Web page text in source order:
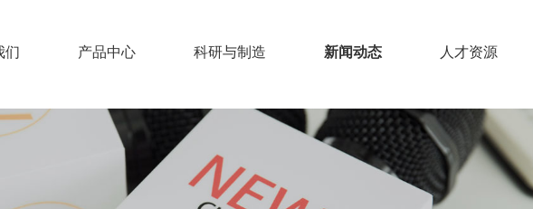
们 产品中心 科研与制造 新闻动态 人才资源